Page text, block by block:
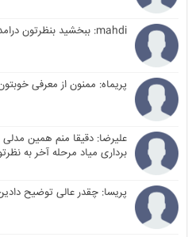
mahdi: ببخشید بنظرتون درامد شغل مترجمی عربی الان خوبه؟...
پریماه: ممنون از معرفی
علیرضا: دقیقا منم همین
برداری میاد مرحله آخر به
پریسا: چقدر عالی توضیح